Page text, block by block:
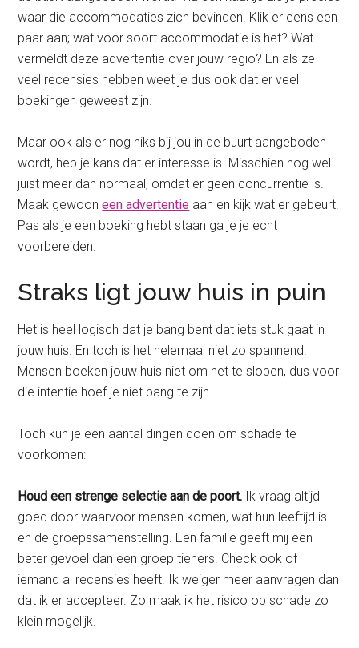
waar die accommodaties zich bevinden. Klik er eens een
paar aan; wat voor soort accommodatie is het? Wat
vermeldt deze advertentie over jouw regio? En als ze
veel recensies hebben weet je dus ook dat er veel
boekingen geweest zijn.
Maar ook als er nog niks bij jou in de buurt aangeboden
wordt, heb je kans dat er interesse is. Misschien nog wel
juist meer dan normaal, omdat er geen concurrentie is.
Maak gewooneen advertentie aan en kijk wat er gebeurt.
Pas als je een boeking hebt staan ga je je echt
voorbereiden.
Straks ligt jouw huis in puin
Het is heel logisch dat je bang bent dat iets stuk gaat in
jouw huis. En toch is het helemaal niet zo spannend.
Mensen boeken jouw huis niet om het te slopen, dus voor
die intentie hoef je niet bang te zijn.
Toch kun je een aantal dingen doen om schade te
voorkomen:
Houd een strenge selectie aan de poort. Ik vraag altijd
goed door waarvoor mensen komen, wat hun leeftijd is
en de groepssamenstelling. Een familie geeft mij een
beter gevoel dan een groep tieners. Check ook of
iemand al recensies heeft. Ik weiger meer aanvragen dan
dat ik er accepteer. Zo maak ik het risico op schade zo
klein mogelijk.